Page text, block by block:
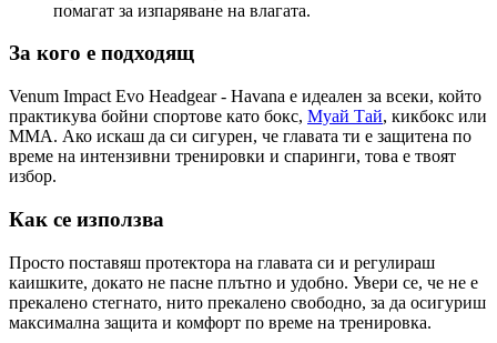
помагат за изпаряване на влагата.
За кого е подходящ
Venum Impact Evo Headgear - Havana е идеален за всеки, който
практикува бойни спортове като бокс, Муай Тай, кикбокс или
MMA. Ако искаш да си сигурен, че главата ти е защитена по
време на интензивни тренировки и спаринги, това е твоят
избор.
Как се използва
Просто поставяш протектора на главата си и регулираш
каишките, докато не пасне плътно и удобно. Увери се, че не е
прекалено стегнато, нито прекалено свободно, за да осигуриш
максимална защита и комфорт по време на тренировка.